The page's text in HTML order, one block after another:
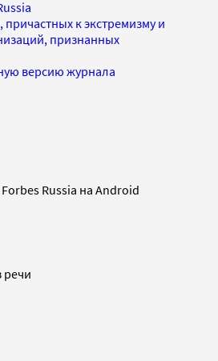
к экстремизму и
признанных
версию журнала
Russia на Android
речи